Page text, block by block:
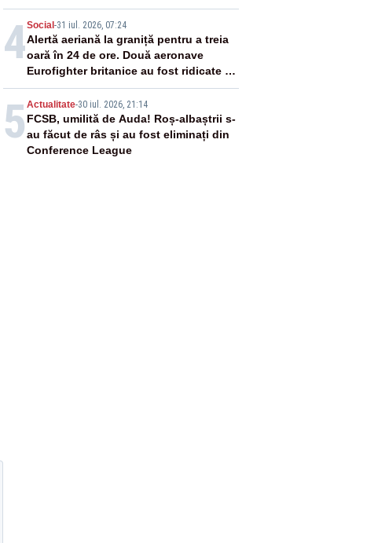
4Social -31 iul. 2026, 07:24
Alertă aeriană la graniță pentru a treia
oară în 24 de ore. Două aeronave
Eurofighter britanice au fost ridicate de
la sol
5 Actualitate-30 iul. 2026, 21:14
FCSB, umilită de Auda! Roș-albaștrii s-
au făcut de râs și au fost eliminați din
Conference League